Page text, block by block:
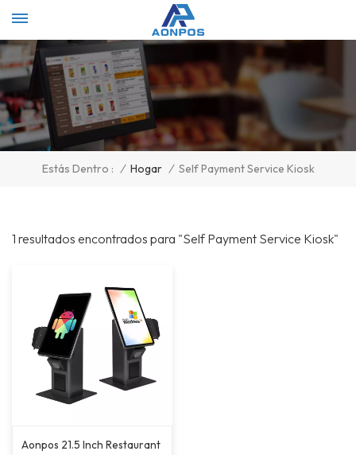
Estás Dentro : / Hogar / Self Payment Service Kiosk
1 resultados encontrados para "Self Payment Service Kiosk"
Aonpos 21.5 Inch Restaurant